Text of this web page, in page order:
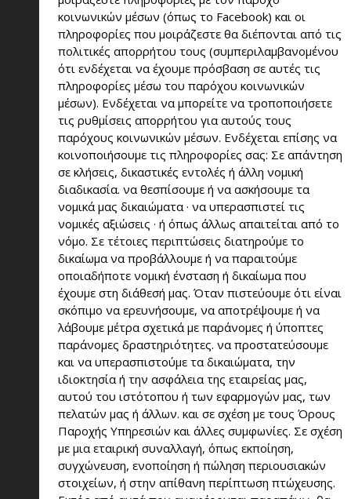
κοινωνικών μέσων (όπως το Facebook) και οι
πληροφορίες που μοιράζεστε θα διέπονται από τις
πολιτικές απορρήτου τους (συμπεριλαμβανομένου
ότι ενδέχεται να έχουμε πρόσβαση σε αυτές τις
πληροφορίες μέσω του παρόχου κοινωνικών
μέσων). Ενδέχεται να μπορείτε να τροποποιήσετε
τις ρυθμίσεις απορρήτου για αυτούς τους
παρόχους κοινωνικών μέσων. Ενδέχεται επίσης να
κοινοποιήσουμε τις πληροφορίες σας: Σε απάντηση
σε κλήσεις, δικαστικές εντολές ή άλλη νομική
διαδικασία. να θεσπίσουμε ή να ασκήσουμε τα
νομικά μας δικαιώματα · να υπερασπιστεί τις
νομικές αξιώσεις · ή όπως άλλως απαιτείται από το
νόμο. Σε τέτοιες περιπτώσεις διατηρούμε το
δικαίωμα να προβάλλουμε ή να παραιτούμε
οποιαδήποτε νομική ένσταση ή δικαίωμα που
έχουμε στη διάθεσή μας. Όταν πιστεύουμε ότι είναι
σκόπιμο να ερευνήσουμε, να αποτρέψουμε ή να
λάβουμε μέτρα σχετικά με παράνομες ή ύποπτες
παράνομες δραστηριότητες. να προστατεύσουμε
και να υπερασπιστούμε τα δικαιώματα, την
ιδιοκτησία ή την ασφάλεια της εταιρείας μας,
αυτού του ιστότοπου ή των εφαρμογών μας, των
πελατών μας ή άλλων. και σε σχέση με τους Όρους
Παροχής Υπηρεσιών και άλλες συμφωνίες. Σε σχέση
με μια εταιρική συναλλαγή, όπως εκποίηση,
συγχώνευση, ενοποίηση ή πώληση περιουσιακών
στοιχείων, ή στην απίθανη περίπτωση πτώχευσης.